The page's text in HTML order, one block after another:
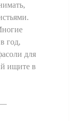
год,
для
ищите в
—